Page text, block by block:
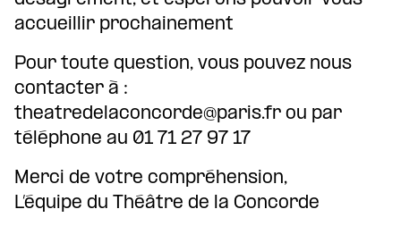
accueillir prochainement
Pour toute question, vous pouvez nous
contacter à :
theatredelaconcorde@paris.fr ou par
téléphone au 01 71 27 97 17
Merci de votre compréhension,
L’équipe du Théâtre de la Concorde